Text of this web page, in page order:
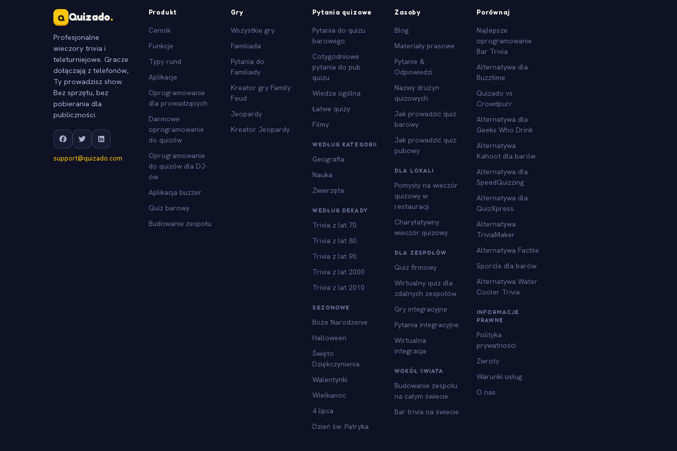
Q Quizado.
Profesjonalne
wieczory trivia i
teleturniejowe. Gracze
dołączają z telefonów,
Ty prowadzisz show.
Bez sprzętu, bez
pobierania dla
publiczności.
support@quizado.com
Produkt
Cennik
Funkcje
Typy rund
Aplikacje
Oprogramowanie
dla prowadzących
Darmowe
oprogramowanie
do quizów
Oprogramowanie
do quizów dla DJ-
ów
Aplikacja buzzer
Quiz barowy
Budowanie zespołu
Gry
Wszystkie gry
Familiada
Pytania do
Familiady
Kreator gry Family
Feud
Jeopardy
Kreator Jeopardy
Pytania quizowe
Pytania do quizu
barowego
Cotygodniowe
pytania do pub
quizu
Wiedza ogólna
Łatwe quizy
Filmy
WEDŁUG KATEGORII
Geografia
Nauka
Zwierzęta
WEDŁUG DEKADY
Trivia z lat 70.
Trivia z lat 80.
Trivia z lat 90.
Trivia z lat 2000
Trivia z lat 2010
SEZONOWE
Boże Narodzenie
Halloween
Święto
Dziękczynienia
Walentynki
Wielkanoc
4 lipca
Dzień św. Patryka
Zasoby
Blog
Materiały prasowe
Pytanie &
Odpowiedzi
Nazwy drużyn
quizowych
Jak prowadzić quiz
barowy
Jak prowadzić quiz
pubowy
DLA LOKALI
Pomysły na wieczór
quizowy w
restauracji
Charytatywny
wieczór quizowy
DLA ZESPOŁÓW
Quiz firmowy
Wirtualny quiz dla
zdalnych zespołów
Gry integracyjne
Pytania integracyjne
Wirtualna
integracja
WOKÓŁ ŚWIATA
Budowanie zespołu
na całym świecie
Bar trivia na świecie
Porównaj
Najlepsze
oprogramowanie
Bar Trivia
Alternatywa dla
Buzztime
Quizado vs
Crowdpurr
Alternatywa dla
Geeks Who Drink
Alternatywa
Kahoot dla barów
Alternatywa dla
SpeedQuizzing
Alternatywa dla
QuizXpress
Alternatywa
TriviaMaker
Alternatywa Factile
Sporcle dla barów
Alternatywa Water
Cooler Trivia
INFORMACJE
PRAWNE
Polityka
prywatności
Zwroty
Warunki usług
O nas